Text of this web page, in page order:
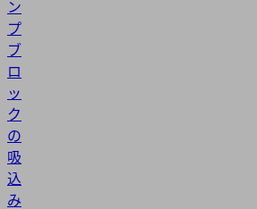
ン
プ
ブ
ロ
ッ
ク
の
吸
込
み